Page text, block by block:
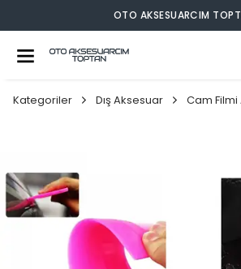
OTO AKSESUARCIM
Kategoriler Dış Aksesuar Cam Filmi